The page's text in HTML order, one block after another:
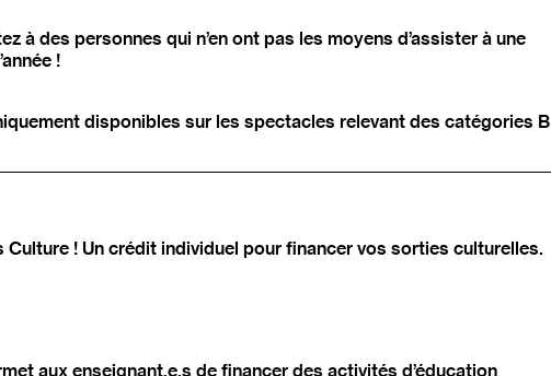
à des personnes qui n’en ont pas les moyens d’assister à une
!
disponibles sur les spectacles relevant des catégories B
Culture ! Un crédit individuel pour financer vos sorties culturelles.
aux enseignant.e.s de financer des activités d’éducation